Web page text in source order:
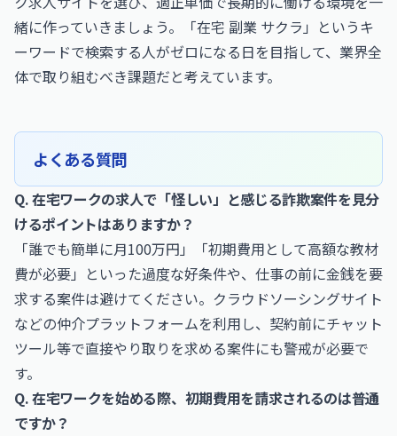
緒に作っていきましょう。「在宅 副業 サクラ」というキ
ーワードで検索する人がゼロになる日を目指して、業界全
体で取り組むべき課題だと考えています。
よくある質問
Q. 在宅ワークの求人で「怪しい」と感じる詐欺案件を見分
けるポイントはありますか？
「誰でも簡単に月100万円」「初期費用として高額な教材
費が必要」といった過度な好条件や、仕事の前に金銭を要
求する案件は避けてください。クラウドソーシングサイト
などの仲介プラットフォームを利用し、契約前にチャット
ツール等で直接やり取りを求める案件にも警戒が必要で
す。
Q. 在宅ワークを始める際、初期費用を請求されるのは普通
ですか？